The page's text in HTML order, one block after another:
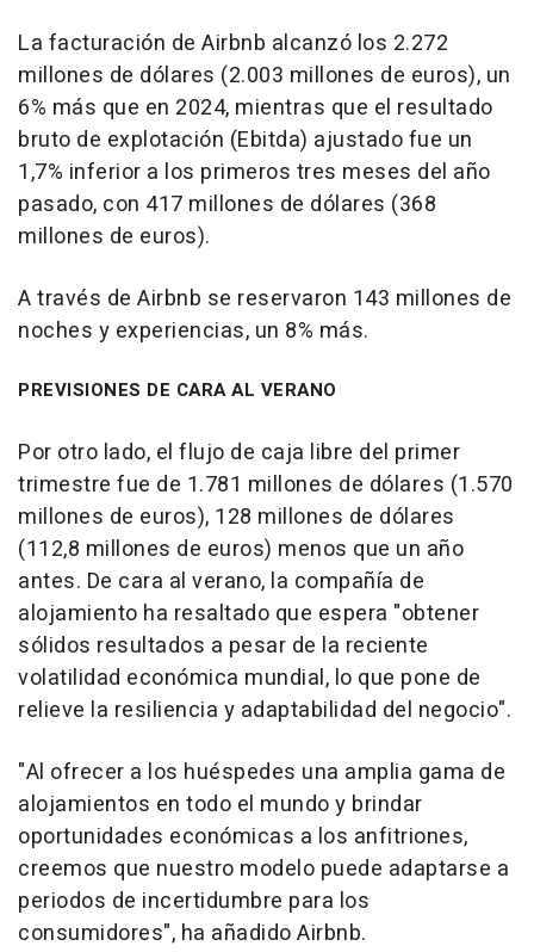
La facturación de Airbnb alcanzó los 2.272
millones de dólares (2.003 millones de euros), un
6% más que en 2024, mientras que el resultado
bruto de explotación (Ebitda) ajustado fue un
1,7% inferior a los primeros tres meses del año
pasado, con 417 millones de dólares (368
millones de euros).
A través de Airbnb se reservaron 143 millones de
noches y experiencias, un 8% más.
PREVISIONES DE CARA AL VERANO
Por otro lado, el flujo de caja libre del primer
trimestre fue de 1.781 millones de dólares (1.570
millones de euros), 128 millones de dólares
(112,8 millones de euros) menos que un año
antes. De cara al verano, la compañía de
alojamiento ha resaltado que espera "obtener
sólidos resultados a pesar de la reciente
volatilidad económica mundial, lo que pone de
relieve la resiliencia y adaptabilidad del negocio".
"Al ofrecer a los huéspedes una amplia gama de
alojamientos en todo el mundo y brindar
oportunidades económicas a los anfitriones,
creemos que nuestro modelo puede adaptarse a
periodos de incertidumbre para los
consumidores", ha añadido Airbnb.